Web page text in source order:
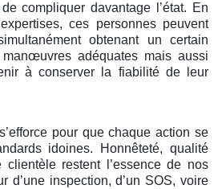
compliquer davantage l’état. En
ces personnes peuvent
obtenant un certain
adéquates mais aussi
à conserver la fiabilité de leur
pour que chaque action se
idoines. Honnêteté, qualité
clientèle restent l’essence de nos
d’une inspection, d’un SOS, voire